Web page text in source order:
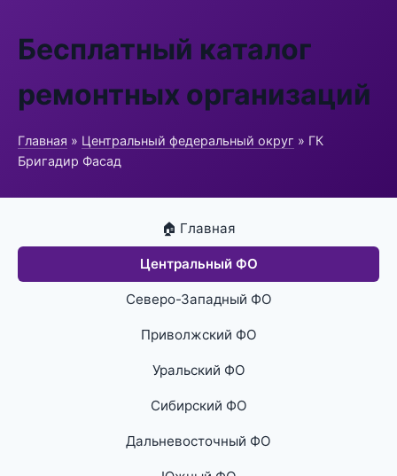
Бесплатный каталог
ремонтных организаций
Главная » Центральный федеральный округ » ГК
Бригадир Фасад
🏠 Главная
Центральный ФО
Северо-Западный ФО
Приволжский ФО
Уральский ФО
Сибирский ФО
Дальневосточный ФО